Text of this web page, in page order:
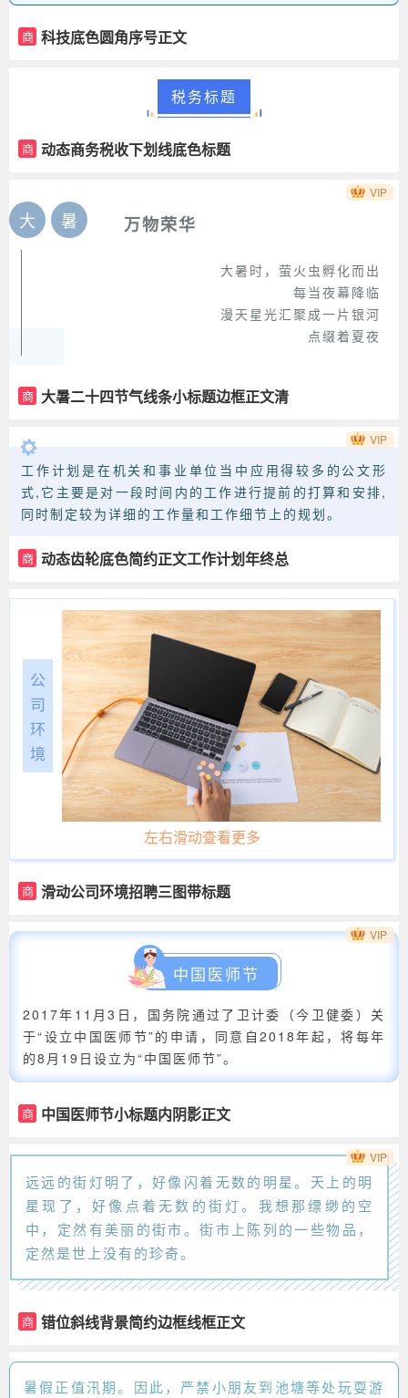
商 科技底色圆角序号正文
税务标题
商 动态商务税收下划线底色标题
大 暑 万物荣华
大暑时，萤火虫孵化而出
每当夜幕降临
漫天星光汇聚成一片银河
点缀着夏夜
商 大暑二十四节气线条小标题边框正文清
新简约
VIP
工作计划是在机关和事业单位当中应用得较多的公文形
式,它主要是对一段时间内的工作进行提前的打算和安排,
同时制定较为详细的工作量和工作细节上的规划。
商 动态齿轮底色简约正文工作计划年终总
结
VIP
公
司
环
境
左右滑动查看更多
商 滑动公司环境招聘三图带标题
中国医师节
2017年11月3日，国务院通过了卫计委（今卫健委）关
于“设立中国医师节”的申请，同意自2018年起，将每年
的8月19日设立为“中国医师节”。
商 中国医师节小标题内阴影正文
VIP
远远的街灯明了，好像闪着无数的明星。天上的明
星现了，好像点着无数的街灯。我想那缥缈的空
中，定然有美丽的街市。街市上陈列的一些物品，
定然是世上没有的珍奇。
商 错位斜线背景简约边框线框正文
VIP
暑假正值汛期。因此，严禁小朋友到池塘等处玩耍游